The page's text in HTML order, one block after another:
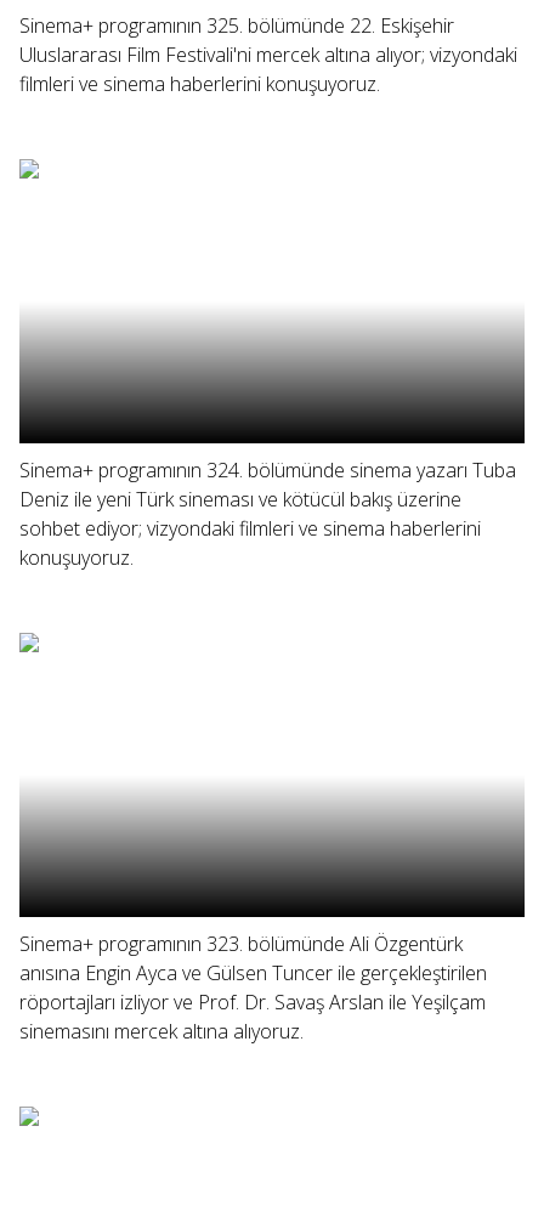
Sinema+ programının 325. bölümünde 22. Eskişehir
Uluslararası Film Festivali'ni mercek altına alıyor; vizyondaki
filmleri ve sinema haberlerini konuşuyoruz.
Sinema+ programının 324. bölümünde sinema yazarı Tuba
Deniz ile yeni Türk sineması ve kötücül bakış üzerine
sohbet ediyor; vizyondaki filmleri ve sinema haberlerini
konuşuyoruz.
Sinema+ programının 323. bölümünde Ali Özgentürk
anısına Engin Ayca ve Gülsen Tuncer ile gerçekleştirilen
röportajları izliyor ve Prof. Dr. Savaş Arslan ile Yeşilçam
sinemasını mercek altına alıyoruz.